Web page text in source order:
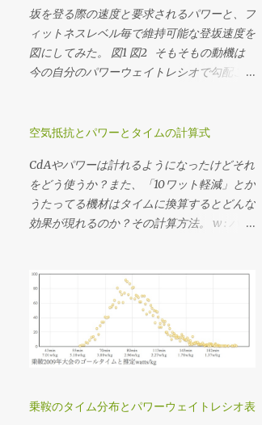
を90rpm弱で回してちょうどギリギリだっ
たことになる。あー34x15T(2.266)が100秒ち
ょいあるけど、うちのインナートップは激し
くチェーンリングに当たってうっとおしいの
ーまたは想定タイムを仮決めする 脳内サイ
移を調べる シミュレーションした速度の分
布を元に使用するギア比を決定する ってか
んじで決めてます。勾配のデータがない場合
はルートラボやGarmin Connectその他諸々
す。脳内サイクリングは裏でJSON形式のデ
ータを返すAPIを使ってるので、それを直指
定してヒストグラム書いてる。 3番目の速度
の分布から、 最小値(いちばん遅くなる急勾
配の速度) 最大値(いちばん速くなる緩斜面
多くなる速度) を見たうえで、普段山を登る
坂を登る際の速度と要求されるパワーと、フ
ィットネスレベル毎で維持可能な登坂速度を
図にしてみた。 図1 図2 そもそもの動機は
今の自分のパワーウェイトレシオで勾配ごと
ので先行してポスト。 ここでいう「フィッ
シオ」から分類したもので、レベル分けの元
ネタはAndrew Cogganの Power Profiling
Spreadsheet v 4.0 。 それぞれライダーが
52kg、バイクが8kg、ウェアやシューズなど
示していますが、グラフ自体はJavaScriptで
書いていてインタラクティブに値を見ること
ができますし、必要に応じて下記のソースコ
ードを弄ってみることもできますです。 各
勾配での速度と動力/体重比 各フィットネス
シオはライダーの体重から、速度やパワーは
空気抵抗とパワーとタイムの計算式
CdAやパワーは計れるようになったけどそれ
をどう使うか？また、「10ワット軽減」とか
うたってる機材はタイムに換算するとどんな
効果が現れるのか？その計算方法。 w : パワ
係数 m : 質量[kg] g : 重力加速度[m/s^2] 1.
CdAと速度からパワーを求める式 w = 0.5・
CdA・p・v^3 + Crr・m・g・v 2. 速度とパ
ワーからCdAを求める式(1を変形) CdA = (w
- Crr・m・g・v) / (0.5・p・v^3) 3. CdAとパ
の解の公式でゴニョる) a = 0.5 ・p ・CdA c
= m ・g ・Crr d = w ・-1 v = 1 / (6・a)・
乗鞍のタイム分布とパワーウェイトレシオ表